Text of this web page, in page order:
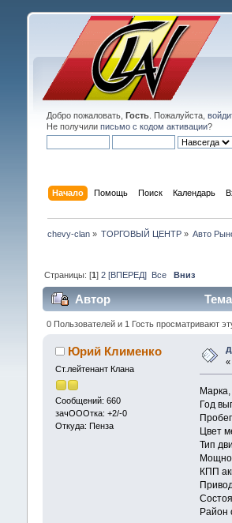
Добро пожаловать, Гость. Пожалуйста,
Не получили письмо с кодом активации?
Начало Помощь Поиск Календарь
chevy-clan» ТОРГОВЫЙ ЦЕНТР » Авто
Страницы: [1] 2 [ВПЕРЕД] Все Вниз
Автор
0 Пользователей и 1 Гость просматривают
Юрий Клименко
Ст.лейтенант Клана
Сообщений: 660
зачОООтка: +2/-0
Откуда: Пенза
«
Год
Цвет
Тип
КПП
Район